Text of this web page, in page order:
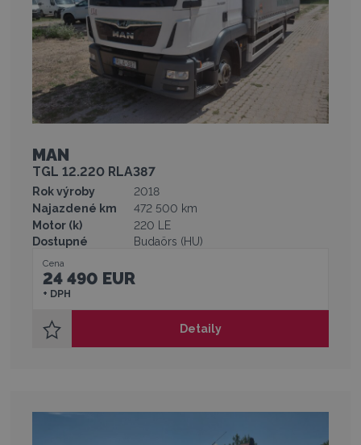
MAN
TGL 12.220 RLA387
Rok výroby
2018
Najazdené km
472 500 km
Motor (k)
220 LE
Dostupné
Budaörs (HU)
Cena
24 490 EUR
+ DPH
Detaily